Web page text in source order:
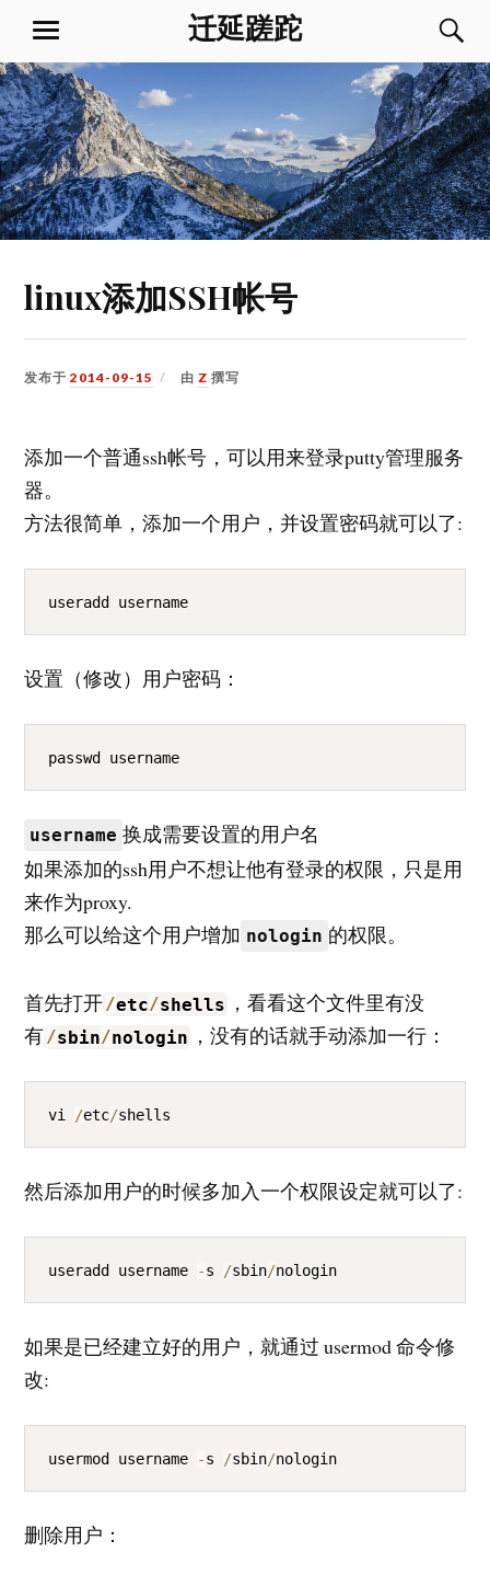
内
容
迁延蹉跎
菜
linux添加SSH帐号
发布于2014-09-15 由Z 撰写
添加一个普通ssh帐号，可以用来登录putty管理服务
器。
方法很简单，添加一个用户，并设置密码就可以了:
useradd username
设置（修改）用户密码：
passwd username
username 换成需要设置的用户名
如果添加的ssh用户不想让他有登录的权限，只是用
来作为proxy.
那么可以给这个用户增加 nologin 的权限。
首先打开/etc/shells ，看看这个文件里有没
有/sbin/nologin ，没有的话就手动添加一行：
vi /etc/shells
然后添加用户的时候多加入一个权限设定就可以了:
useradd username -s /sbin/nologin
如果是已经建立好的用户，就通过 usermod 命令修
改:
usermod username -s /sbin/nologin
删除用户：